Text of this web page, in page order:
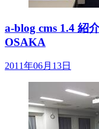
a-blog cms 1.4 紹
OSAKA
2011年06月13日